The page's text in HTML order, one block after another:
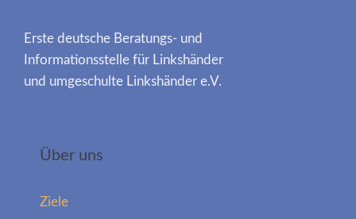
Erste deutsche Beratungs- und
Informationsstelle für Linkshänder
und umgeschulte Linkshänder e.V.
Über uns
Ziele